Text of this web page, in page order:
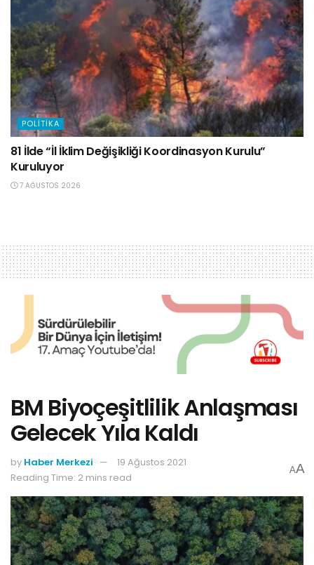
POLITIKA
81 İlde “İl İklim Değişikliği Koordinasyon Kurulu”
Kuruluyor
7 AĞUSTOS 2026
BM Biyoçeşitlilik Anlaşması
Gelecek Yıla Kaldı
by Haber Merkezi
19 Ağustos 2021
Reading Time: 2 mins read
AA